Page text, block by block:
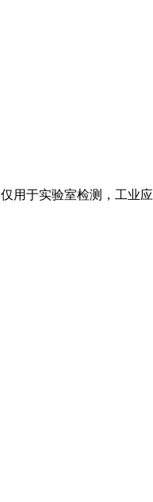
用于实验室检测，工业